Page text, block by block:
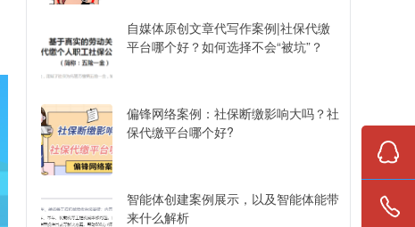
自媒体原创文章代写作案例|社保代缴
平台哪个好？如何选择不会“被坑”？
偏锋网络案例：社保断缴影响大吗？社
保代缴平台哪个好?
智能体创建案例展示，以及智能体能带
来什么解析